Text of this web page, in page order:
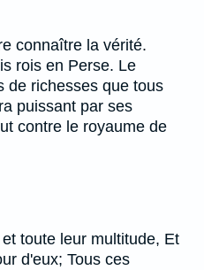
connaître la vérité.
rois en Perse. Le
de richesses que tous
puissant par ses
contre le royaume de
toute leur multitude, Et
d'eux; Tous ces